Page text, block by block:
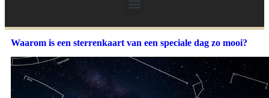
Waarom is een sterrenkaart van een speciale dag zo mooi?